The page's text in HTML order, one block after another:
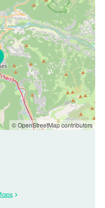
© OpenStreetMap contributors